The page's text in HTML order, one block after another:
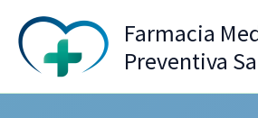
contenido
Farmacia
Preventiva